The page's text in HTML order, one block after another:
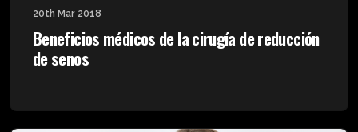
20th Mar 2018
Beneficios médicos de la cirugía de reducción
de senos